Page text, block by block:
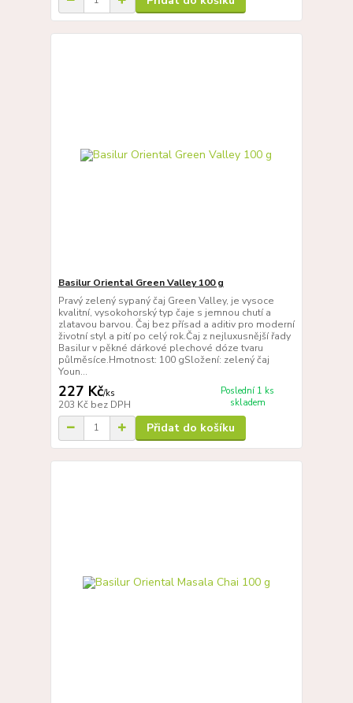
Basilur Oriental Green Valley 100 g
Pravý zelený sypaný čaj Green Valley, je vysoce
kvalitní, vysokohorský typ čaje s jemnou chutí a
zlatavou barvou. Čaj bez přísad a aditiv pro moderní
životní styl a pití po celý rok.Čaj z nejluxusnější řady
Basilur v pěkné dárkové plechové dóze tvaru
půlměsíce.Hmotnost: 100 gSložení: zelený čaj
Youn...
227 Kč/ks
203 Kč bez DPH
Poslední 1 ks
skladem
Přidat do košíku